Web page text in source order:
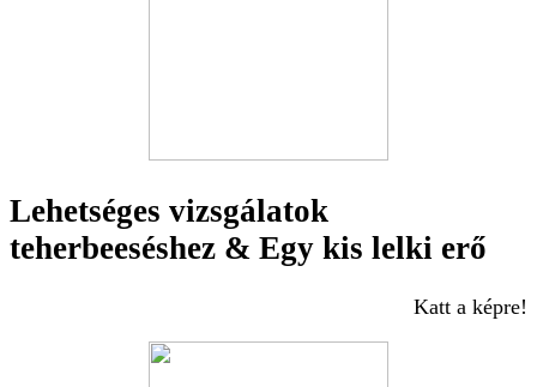
Lehetséges vizsgálatok
teherbeeséshez & Egy kis lelki erő
Katt a képre!